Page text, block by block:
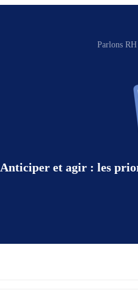
Parlons
Anticiper et agir : les